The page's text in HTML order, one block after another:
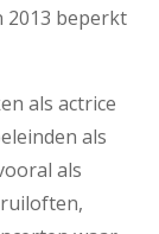
2013 beperkt
als actrice
als
als